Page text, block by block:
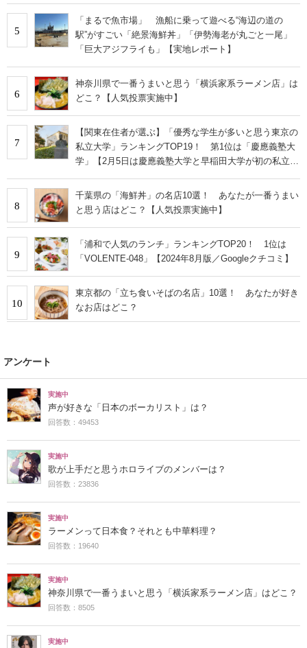
5
「まるで魚市場」 漁船に乗って遊べる“海辺の道の
駅”がすごい「絶景海鮮丼」「伊勢海老が丸ごと一尾」
「巨大アジフライも」【実地レポート】
6
神奈川県で一番うまいと思う「横浜家系ラーメン店」は
どこ？【人気投票実施中】
7
【関東在住者が選ぶ】「優秀な学生が多いと思う東京の
私立大学」ランキングTOP19！ 第1位は「慶應義塾大
学」【2月5日は慶應義塾大学と早稲田大学が初の私立大
8
千葉県の「海鮮丼」の名店10選！ あなたが一番うまい
と思う店はどこ？【人気投票実施中】
9
「浦和で人気のランチ」ランキングTOP20！ 1位は
「VOLENTE-048」【2024年8月版／Googleクチコミ】
10
東京都の「立ち食いそばの名店」10選！ あなたが好き
なお店はどこ？
アンケート
実施中
声が好きな「日本のボーカリスト」は？
回答数：49453
実施中
歌が上手だと思うホロライブのメンバーは？
回答数：23836
実施中
ラーメンって日本食？それとも中華料理？
回答数：19640
実施中
神奈川県で一番うまいと思う「横浜家系ラーメン店」はどこ？
回答数：8505
実施中